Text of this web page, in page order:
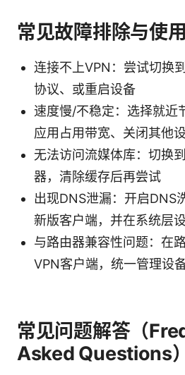
常见故障排除与使
连接不上VPN：尝试切换
协议、或重启设备
速度慢/不稳定：选择就近
应用占用带宽、关闭其他
无法访问流媒体库：切换
器，清除缓存后再尝试
出现DNS泄漏：开启DNS
新版客户端，并在系统层
与路由器兼容性问题：在
VPN客户端，统一管理设
常见问题解答（
Asked Questions）